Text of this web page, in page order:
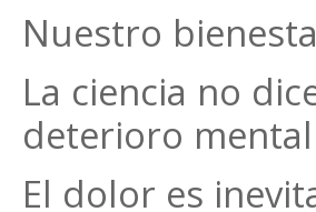
Nuestro
La ciencia no
deterioro
El dolor es